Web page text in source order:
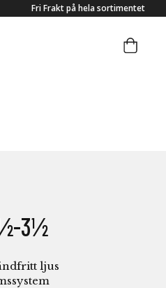
Fri Frakt på hela sortimentet
3½
ljus